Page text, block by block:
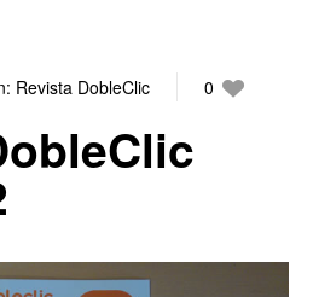
Revista DobleClic
0